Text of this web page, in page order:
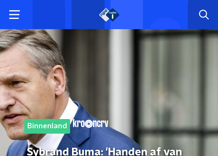
Binnenland
Sybrand Buma: 'Handen af van